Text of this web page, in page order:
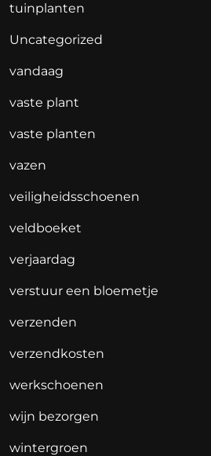
tuinplanten
Uncategorized
vandaag
vaste plant
vaste planten
vazen
veiligheidsschoenen
veldboeket
verjaardag
verstuur een bloemetje
verzenden
verzendkosten
werkschoenen
wijn bezorgen
wintergroen